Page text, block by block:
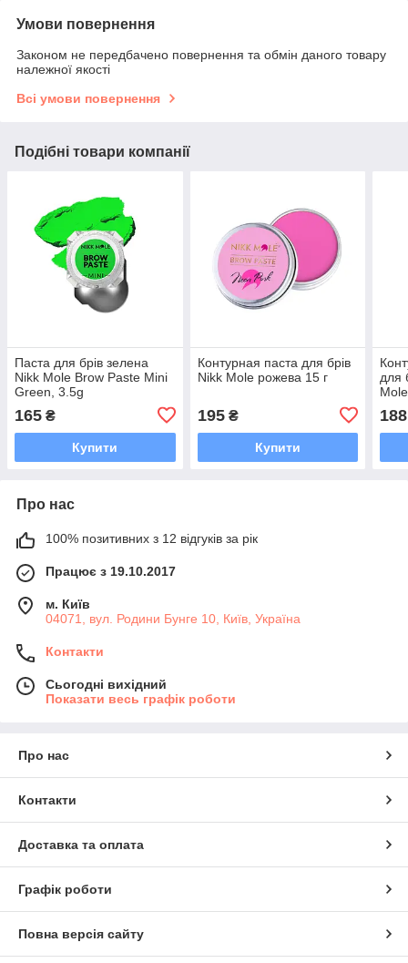
Умови повернення
Законом не передбачено повернення та обмін даного товару
належної якості
Всі умови повернення
Подібні товари компанії
Паста для брів зелена
Nikk Mole Brow Paste Mini
Green, 3.5g
165 ₴
Купити
Контурная паста для брів
Nikk Mole рожева 15 г
195₴
Купити
для
188
Про нас
100% позитивних з 12 відгуків за рік
Працює з 19.10.2017
м. Київ
04071, вул. Родини Бунге 10, Київ, Україна
Контакти
Сьогодні вихідний
Показати весь графік роботи
Про нас
Контакти
Доставка та оплата
Графік роботи
Повна версія сайту